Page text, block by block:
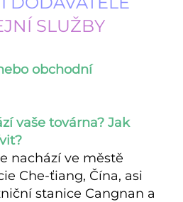
SLUŽBY
obchodní
vaše továrna? Jak
nachází ve městě
Che-ťiang, Čína, asi
stanice Cangnan a